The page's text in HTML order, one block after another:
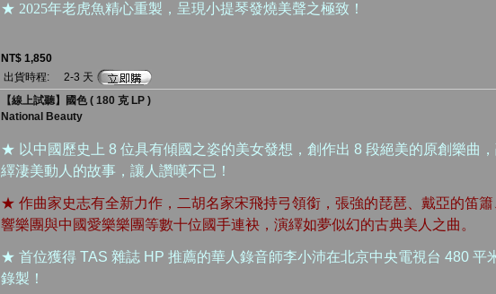
★ 2025年老虎魚精心重製，呈現小提琴發燒美聲之極致！
NT$ 1,850
出貨時程:
2-3 天
【線上試聽】國色 ( 180 克 LP )
National Beauty
★ 以中國歷史上 8 位具有傾國之姿的美女發想，創作出 8 段絕美的原創樂曲
繹淒美動人的故事，讓人讚嘆不已！
★ 作曲家史志有全新力作，二胡名家宋飛持弓領銜，張強的琵琶、戴亞的笛
響樂團與中國愛樂樂團等數十位國手連袂，演繹如夢似幻的古典美人之曲。
★ 首位獲得 TAS 雜誌 HP 推薦的華人錄音師李小沛在北京中央電視台 480 平
錄製！